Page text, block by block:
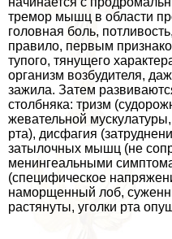
тремор мышц в области
головная боль,
правило, первым
тупого, тянущего
организм возбудителя,
зажила. Затем
столбняка: тризм
жевательной
рта), дисфагия
затылочных мышц (не
менингеальными
(специфическое
наморщенный лоб,
растянуты, уголки рта